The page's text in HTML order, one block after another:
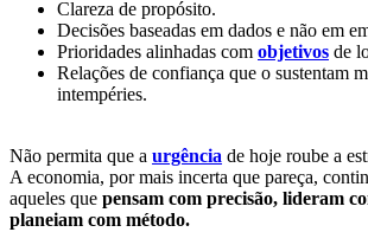
Clareza de propósito.
Decisões baseadas em dados e não em
Prioridades alinhadas com objetivos de
Relações de confiança que o sustentam
intempéries.
Não permita que a urgência de hoje roube a
A economia, por mais incerta que pareça,
aqueles que pensam com precisão, lideram
planeiam com método.